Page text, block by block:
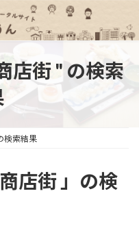
店街 " の検索
検索結果
店街 」の検